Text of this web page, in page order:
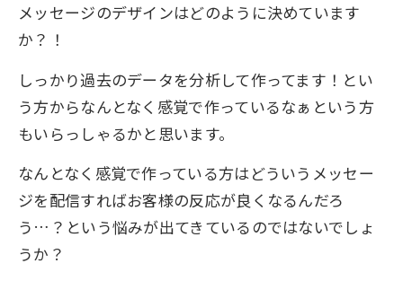
メッセージのデザインはどのように決めています
か？！
しっかり過去のデータを分析して作ってます！とい
う方からなんとなく感覚で作っているなぁという方
もいらっしゃるかと思います。
なんとなく感覚で作っている方はどういうメッセー
ジを配信すればお客様の反応が良くなるんだろ
う…？という悩みが出てきているのではないでしょ
うか？